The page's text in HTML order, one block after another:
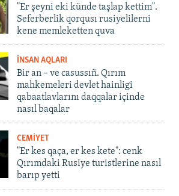
"Er şeyni eki künde taşlap kettim".
Seferberlik qorqusı rusiyelilerni
kene memleketten quva
İNSAN AQLARI
Bir an – ve casussıñ. Qırım
mahkemeleri devlet hainligi
qabaatlavlarını daqqalar içinde
nasıl baqalar
CEMİYET
"Er kes qaça, er kes kete": cenk
Qırımdaki Rusiye turistlerine nasıl
barıp yetti